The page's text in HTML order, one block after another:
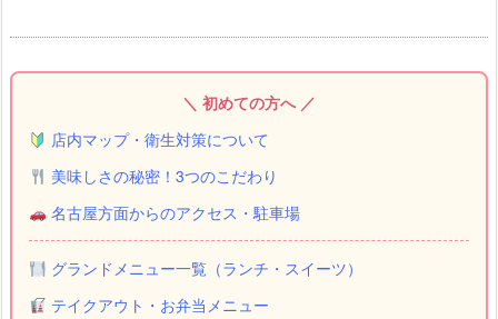
＼ 初めての方へ ／
店内マップ・衛生対策について
美味しさの秘密！3つのこだわり
名古屋方面からのアクセス・駐車場
グランドメニュー一覧（ランチ・スイーツ）
テイクアウト・お弁当メニュー